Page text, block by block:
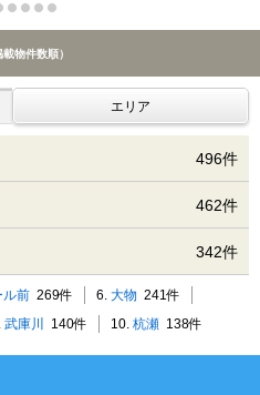
載物件数順）
エリア
496件
462件
342件
ル前 269件 6. 大物 241件
武庫川 140件 10. 杭瀬 138件